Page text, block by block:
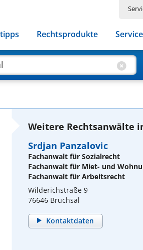
Rechtsprodukte Service
Weitere Rechtsanwälte
Srdjan Panzalovic
Fachanwalt für Sozialrecht
Fachanwalt für Miet- und
Fachanwalt für Arbeitsrecht
Wilderichstraße 9
76646 Bruchsal
Kontaktdaten